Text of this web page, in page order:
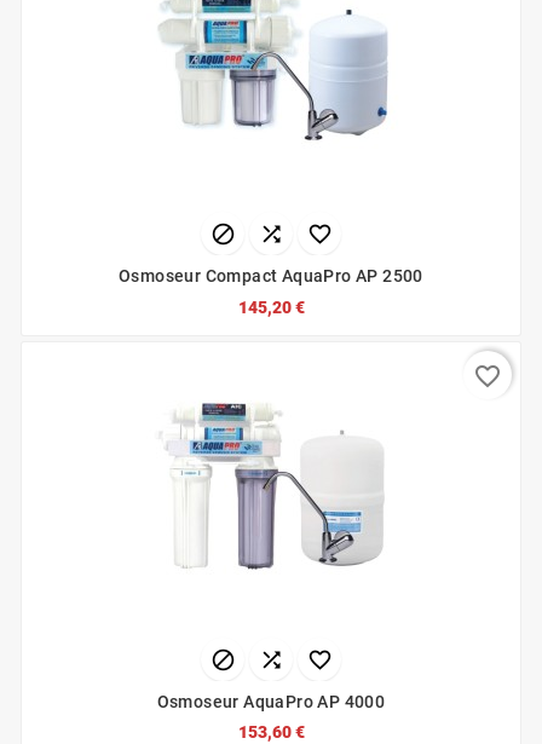
  
Osmoseur Compact AquaPro AP 2500
145,20 €
  
Osmoseur AquaPro AP 4000
153,60 €
favorite_border